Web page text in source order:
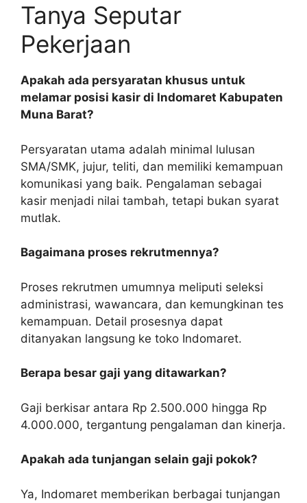
Tanya Seputar
Pekerjaan
Apakah ada persyaratan khusus untuk
melamar posisi kasir di Indomaret Kabupaten
Muna Barat?
Persyaratan utama adalah minimal lulusan
SMA/SMK, jujur, teliti, dan memiliki kemampuan
komunikasi yang baik. Pengalaman sebagai
kasir menjadi nilai tambah, tetapi bukan syarat
mutlak.
Bagaimana proses rekrutmennya?
Proses rekrutmen umumnya meliputi seleksi
administrasi, wawancara, dan kemungkinan tes
kemampuan. Detail prosesnya dapat
ditanyakan langsung ke toko Indomaret.
Berapa besar gaji yang ditawarkan?
Gaji berkisar antara Rp 2.500.000 hingga Rp
4.000.000, tergantung pengalaman dan kinerja.
Apakah ada tunjangan selain gaji pokok?
Ya, Indomaret memberikan berbagai tunjangan